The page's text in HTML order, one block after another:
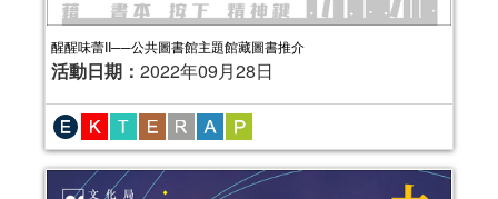
醒醒味蕾II──公共圖書館主題館藏圖書推介
活動日期： 2022年09月28日